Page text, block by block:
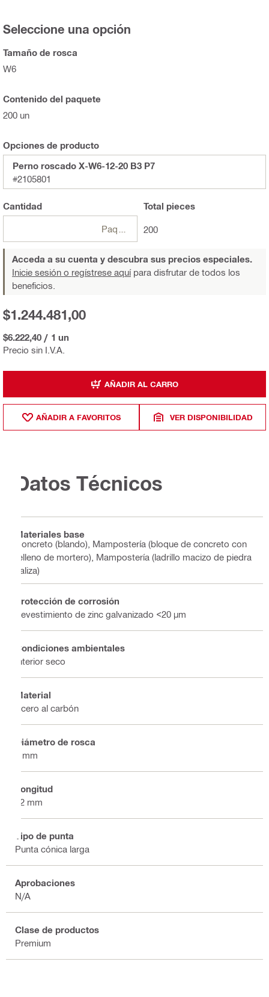
Seleccione una opción
Tamaño de rosca
W6
Contenido del paquete
200 un
Opciones de producto
Perno roscado X-W6-12-20 B3 P7
#2105801
Cantidad Total pieces
200
Acceda a su cuenta y descubra sus precios especiales.
Inicie sesión o regístrese aquípara disfrutar de todos los
beneficios.
Precio sin I.V.A.
$1.244.481,00
$6.222,40 / 1 un
AÑADIR AL CARRO
AÑADIR A FAVORITOS VER DISPONIBILIDAD
Datos Técnicos
Materiales base
Concreto (blando), Mampostería (bloque de concreto con
relleno de mortero), Mampostería (ladrillo macizo de piedra
caliza)
Protección de corrosión
Revestimiento de zinc galvanizado <20 µm
Condiciones ambientales
Interior seco
Material
Acero al carbón
Diámetro de rosca
6 mm
Longitud
32 mm
Tipo de punta
Punta cónica larga
Aprobaciones
N/A
Clase de productos
Premium